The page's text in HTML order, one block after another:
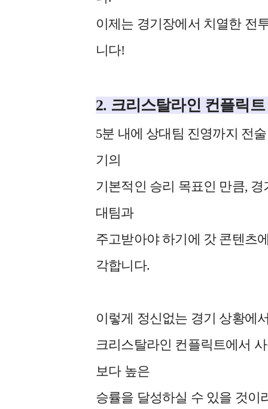
이제는 경기장에서 치열한 전
니다!
2. 크리스탈라인 컨플릭
5분 내에 상대팀 진영까지 전
기의
기본적인 승리 목표인 만큼,
대팀과
주고받아야 하기에 갓 콘텐츠
각합니다.
이렇게 정신없는 경기 상황에
크리스탈라인 컨플릭트에서
보다 높은
승률을 달성하실 수 있을 것이